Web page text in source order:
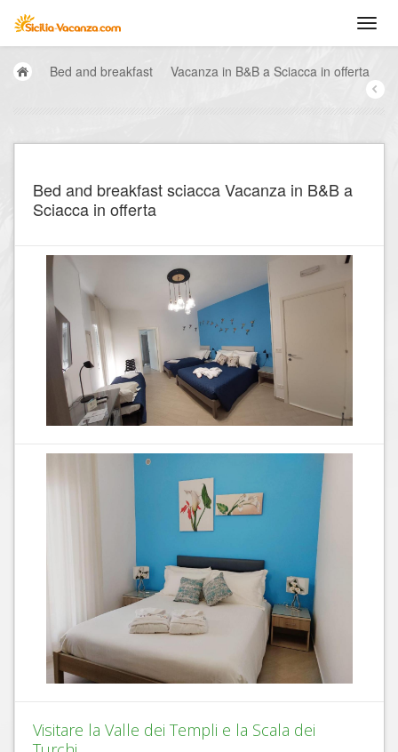
Bed and breakfast Vacanza in B&B a Sciacca in offerta
Bed and breakfast sciacca Vacanza in B&B a
Sciacca in offerta
Visitare la Valle dei Templi e la Scala dei